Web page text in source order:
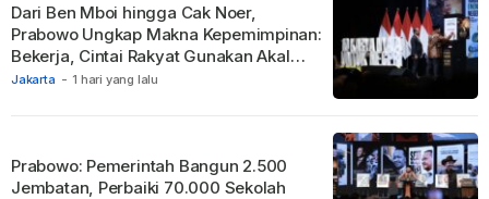
Jakarta - 1 hari yang lalu
Dari Ben Mboi hingga Cak Noer,
Prabowo Ungkap Makna Kepemimpinan:
Bekerja, Cintai Rakyat Gunakan Akal
Sehat.
Prabowo: Pemerintah Bangun 2.500
Jembatan, Perbaiki 70.000 Sekolah